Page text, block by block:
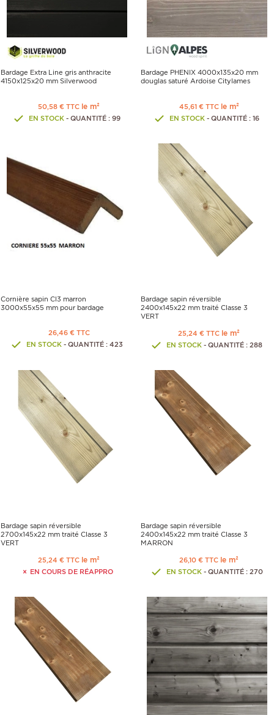
Bardage Extra Line gris anthracite
4150x125x20 mm Silverwood
50,58 € TTC le m²
EN STOCK- QUANTITÉ : 99
Bardage PHENIX 4000x135x20 mm
douglas saturé Ardoise Citylames
45,61 € TTC le m²
EN STOCK - QUANTITÉ : 16
Cornière sapin Cl3 marron
3000x55x55 mm pour bardage
26,46 € TTC
EN STOCK- QUANTITÉ : 423
Bardage sapin réversible
2400x145x22 mm traité Classe 3
VERT
25,24 € TTC le m²
EN STOCK - QUANTITÉ : 288
Bardage sapin réversible
2700x145x22 mm traité Classe 3
VERT
25,24 € TTC le m²
EN COURS DE RÉAPPRO
Bardage sapin réversible
2400x145x22 mm traité Classe 3
MARRON
26,10 € TTC le m²
EN STOCK- QUANTITÉ : 270